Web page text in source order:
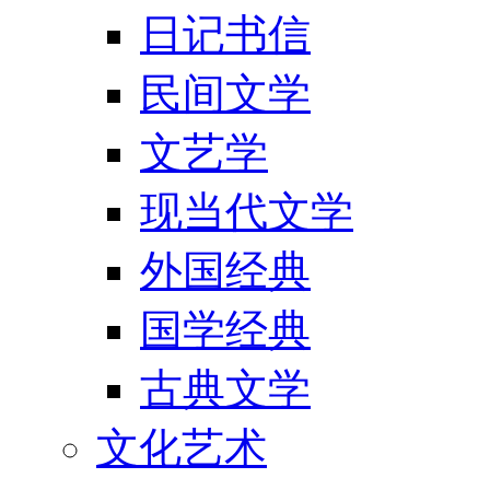
日记书信
民间文学
文艺学
现当代文学
外国经典
国学经典
古典文学
文化艺术